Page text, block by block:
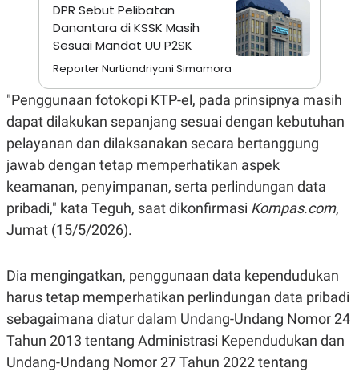
T
E
R
A
E
S
A
KANAL
P
U
S
I
A
DPR Sebut Pelibatan
Danantara di KSSK Masih
Sesuai Mandat UU P2SK
Reporter Nurtiandriyani Simamora
"Penggunaan fotokopi KTP-el, pada prinsipnya masih
dapat dilakukan sepanjang sesuai dengan kebutuhan
pelayanan dan dilaksanakan secara bertanggung
jawab dengan tetap memperhatikan aspek
keamanan, penyimpanan, serta perlindungan data
pribadi," kata Teguh, saat dikonfirmasi Kompas.com,
Jumat (15/5/2026).
Dia mengingatkan, penggunaan data kependudukan
harus tetap memperhatikan perlindungan data pribadi
sebagaimana diatur dalam Undang-Undang Nomor 24
Tahun 2013 tentang Administrasi Kependudukan dan
Undang-Undang Nomor 27 Tahun 2022 tentang